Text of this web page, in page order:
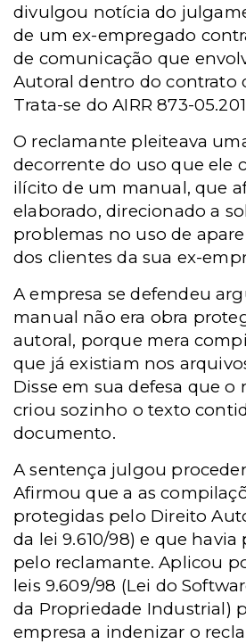
divulgou notícia do
de um ex-empregado
de comunicação que
Autoral dentro do contrato
Trata-se do AIRR 873-
O reclamante pleiteava
decorrente do uso que ele
ilícito de um manual, que
elaborado, direcionado a
problemas no uso de
dos clientes da sua ex-
A empresa se defendeu
manual não era obra
autoral, porque mera
que já existiam nos
Disse em sua defesa que o
criou sozinho o texto
documento.
A sentença julgou
Afirmou que a as
protegidas pelo Direito
da lei 9.610/98) e que
pelo reclamante. Aplicou
leis 9.609/98 (Lei do
da Propriedade Industrial)
empresa a indenizar o